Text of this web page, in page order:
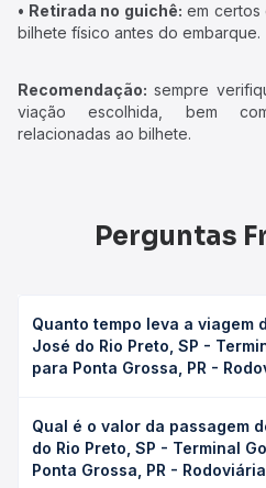
• Retirada no guichê: em certos
bilhete físico antes do embarque.
Recomendação: sempre
viação escolhida, bem
relacionadas ao bilhete.
Perguntas
Quanto tempo leva a viagem
José do Rio Preto, SP -
para Ponta Grossa, PR -
Terminal Gov. Laudo Natel para
Rodoviária leva em média 12h
conforme a viação, o tipo de
Qual é o valor da passagem
do Rio Preto, SP - Terminal
Ponta Grossa, PR -